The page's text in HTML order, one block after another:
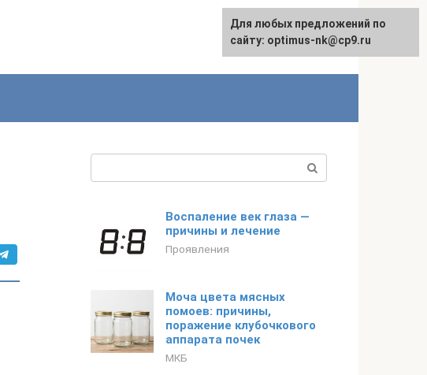
English
Воспаление век глаза —
причины и лечение
Проявления
Моча цвета мясных
помоев: причины,
поражение клубочкового
аппарата почек
МКБ
Для любых предложений по
сайту: optimus-nk@cp9.ru